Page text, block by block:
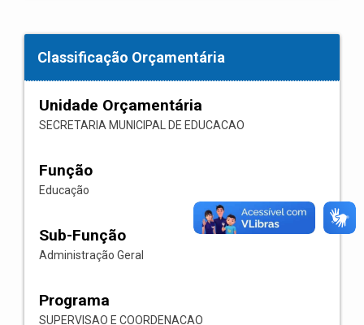
Classificação Orçamentária
Unidade Orçamentária
SECRETARIA MUNICIPAL DE EDUCACAO
Função
Educação
Sub-Função
Administração Geral
Programa
SUPERVISAO E COORDENACAO